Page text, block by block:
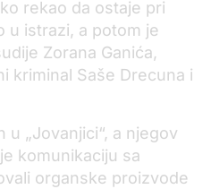
rekao da ostaje pri
u istrazi, a potom je
Zorana Ganića,
kriminal Saše Drecuna i
„Jovanjici“, a njegov
komunikaciju sa
organske proizvode